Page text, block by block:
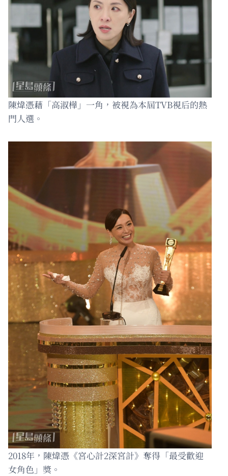
陳煒憑藉「高淑樺」一角，被視為本屆TVB視后的熱
門人選。
2018年，陳煒憑《宮心計2深宮計》奪得「最受歡迎
女角色」獎。